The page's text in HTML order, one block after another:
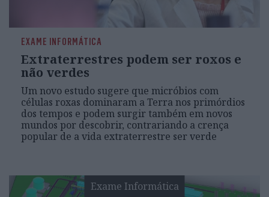
EXAME INFORMÁTICA
Extraterrestres podem ser roxos e
não verdes
Um novo estudo sugere que micróbios com
células roxas dominaram a Terra nos primórdios
dos tempos e podem surgir também em novos
mundos por descobrir, contrariando a crença
popular de a vida extraterrestre ser verde
Exame Informática